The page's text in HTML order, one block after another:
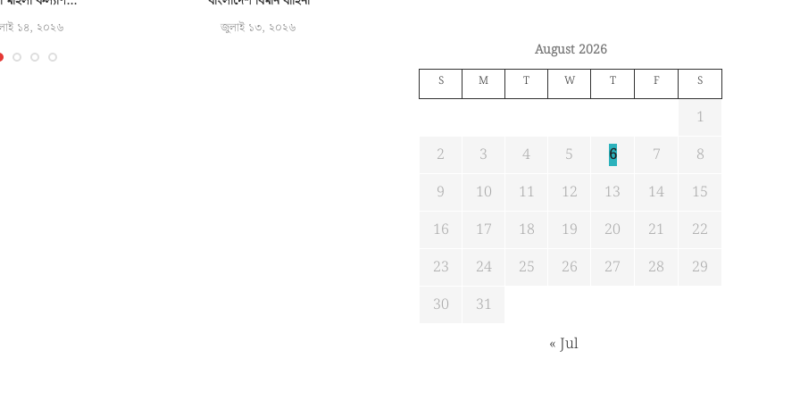
১৪, ২০২৬ জুলাই ১৩, ২০২৬
August 2026
S M T W T F S
1
2
3 4 5 6 7
8
9
10 11 12 13 14
15
16
17 18 19 20 21
22
23
24 25 26 27 28
29
30
31
« Jul